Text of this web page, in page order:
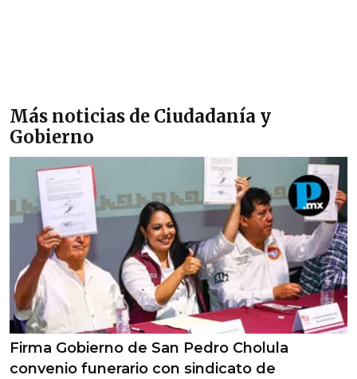
Más noticias de Ciudadanía y
Gobierno
Firma Gobierno de San Pedro Cholula
convenio funerario con sindicato de